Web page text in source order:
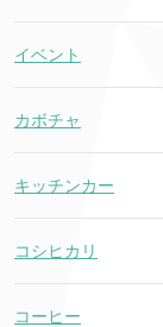
イベント
カボチャ
キッチンカー
コシヒカリ
コーヒー